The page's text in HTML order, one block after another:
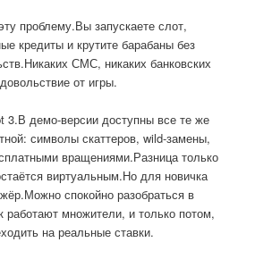
проблему.Вы запускаете слот,
кредиты и крутите барабаны без
СМС, никаких банковских
от игры.
3.В демо-версии доступны все те же
символы скаттеров, wild-замены,
вращениями.Разница только
виртуальным.Но для новичка
спокойно разобраться в
работают множители, и только потом,
на реальные ставки.